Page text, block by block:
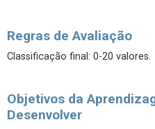
Regras de Avaliação
Classificação final: 0-20 valores.
Objetivos da
Desenvolver